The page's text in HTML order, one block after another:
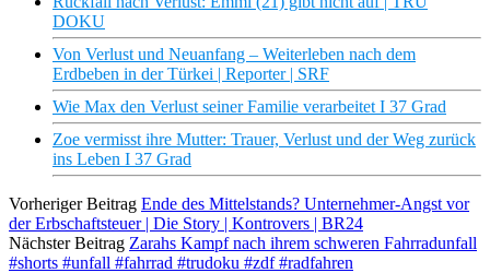
DOKU
Von Verlust und Neuanfang – Weiterleben nach dem
Erdbeben in der Türkei | Reporter | SRF
Wie Max den Verlust seiner Familie verarbeitet I 37 Grad
Zoe vermisst ihre Mutter: Trauer, Verlust und der Weg zurück
ins Leben I 37 Grad
Vorheriger Beitrag Ende des Mittelstands? Unternehmer-Angst vor
der Erbschaftsteuer | Die Story | Kontrovers | BR24
Nächster Beitrag Zarahs Kampf nach ihrem schweren Fahrradunfall
#shorts #unfall #fahrrad #trudoku #zdf #radfahren